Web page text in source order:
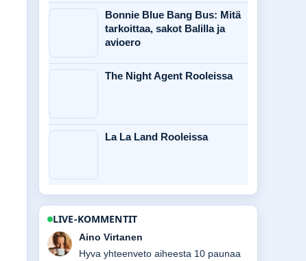
Bonnie Blue Bang Bus: Mitä
tarkoittaa, sakot Balilla ja
avioero
The Night Agent Rooleissa
La La Land Rooleissa
LIVE-KOMMENTIT
Elias Korhonen
Seuraan Pienet mediat, iso vaikutus –